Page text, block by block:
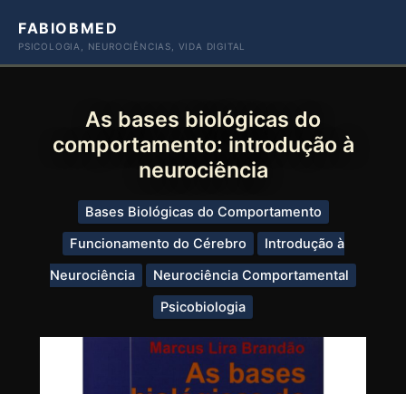
paraFABIOBMED
PSICOLOGIA, NEUROCIÊNCIAS, VIDA DIGITAL
As bases biológicas do
comportamento: introdução à
neurociência
Bases Biológicas do Comportamento
Funcionamento do Cérebro
Introdução à
Neurociência
Neurociência Comportamental
Psicobiologia